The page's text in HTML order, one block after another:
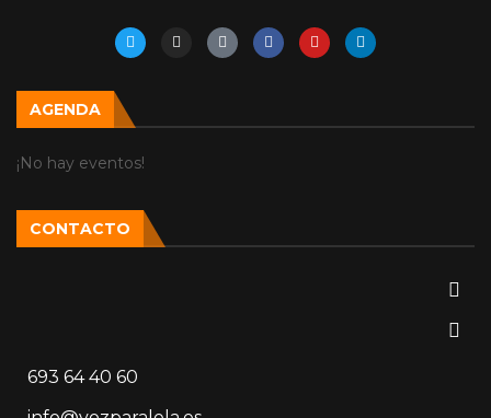
AGENDA
¡No hay eventos!
CONTACTO
693 64 40 60